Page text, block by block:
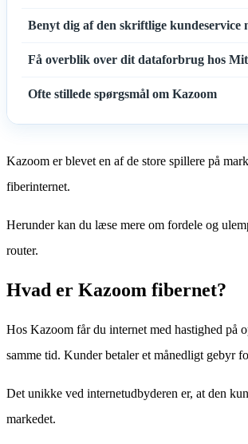
Benyt dig af den skriftlige kundeservice
Få overblik over dit dataforbrug hos
Ofte stillede spørgsmål om Kazoom
Kazoom er blevet en af de store spillere på
fiberinternet.
Herunder kan du læse mere om fordele og
router.
Hvad er Kazoom fibernet?
Hos Kazoom får du internet med hastighed på
samme tid. Kunder betaler et månedligt gebyr
Det unikke ved internetudbyderen er, at den
markedet.